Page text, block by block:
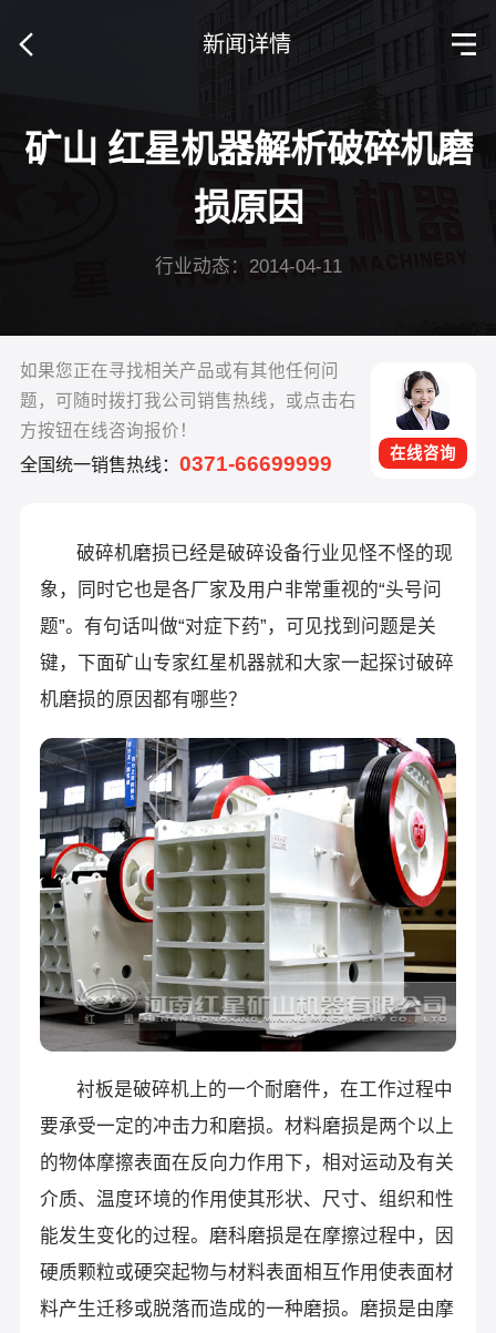
新闻详情
矿山 红星机器解析破碎机磨
损原因
行业动态：2014-04-11
如果您正在寻找相关产品或有其他任何问
题，可随时拨打我公司销售热线，或点击右
方按钮在线咨询报价！
全国统一销售热线： 0371-66699999 在线咨询
破碎机磨损已经是破碎设备行业见怪不怪的现
象，同时它也是各厂家及用户非常重视的“头号问
题”。有句话叫做“对症下药”，可见找到问题是关
键，下面矿山专家红星机器就和大家一起探讨破碎
机磨损的原因都有哪些？
衬板是破碎机上的一个耐磨件，在工作过程中
要承受一定的冲击力和磨损。材料磨损是两个以上
的物体摩擦表面在反向力作用下，相对运动及有关
介质、温度环境的作用使其形状、尺寸、组织和性
能发生变化的过程。磨科磨损是在摩擦过程中，因
硬质颗粒或硬突起物与材料表面相互作用使表面材
料产生迁移或脱落而造成的一种磨损。磨损是由摩